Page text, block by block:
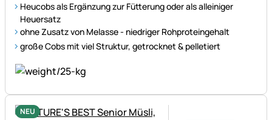
Heucobs als Ergänzung zur Fütterung oder als alleiniger
Heuersatz
ohne Zusatz von Melasse - niedriger Rohproteingehalt
große Cobs mit viel Struktur, getrocknet & pelletiert
NEU